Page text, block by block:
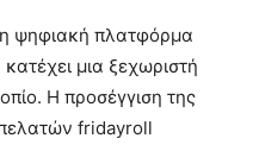
ψηφιακή πλατφόρμα
μια ξεχωριστή
Η προσέγγιση της
fridayroll